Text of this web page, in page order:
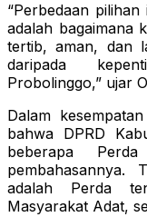
“Perbedaan
adalah bagaimana
tertib, aman, dan
daripada
Probolinggo,” ujar
Dalam
bahwa DPRD
beberapa
pembahasannya.
adalah Perda
Masyarakat Adat,